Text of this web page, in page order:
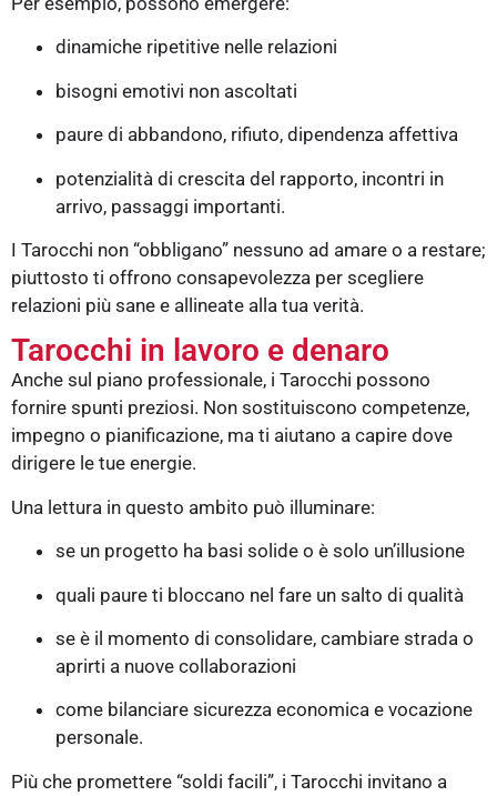
dinamiche ripetitive nelle relazioni
bisogni emotivi non ascoltati
paure di abbandono, rifiuto, dipendenza affettiva
potenzialità di crescita del rapporto, incontri in
arrivo, passaggi importanti.
I Tarocchi non “obbligano” nessuno ad amare o a restare;
piuttosto ti offrono consapevolezza per scegliere
relazioni più sane e allineate alla tua verità.
Tarocchi in lavoro e denaro
Anche sul piano professionale, i Tarocchi possono
fornire spunti preziosi. Non sostituiscono competenze,
impegno o pianificazione, ma ti aiutano a capire dove
dirigere le tue energie.
Una lettura in questo ambito può illuminare:
se un progetto ha basi solide o è solo un’illusione
quali paure ti bloccano nel fare un salto di qualità
se è il momento di consolidare, cambiare strada o
aprirti a nuove collaborazioni
come bilanciare sicurezza economica e vocazione
personale.
Più che promettere “soldi facili”, i Tarocchi invitano a